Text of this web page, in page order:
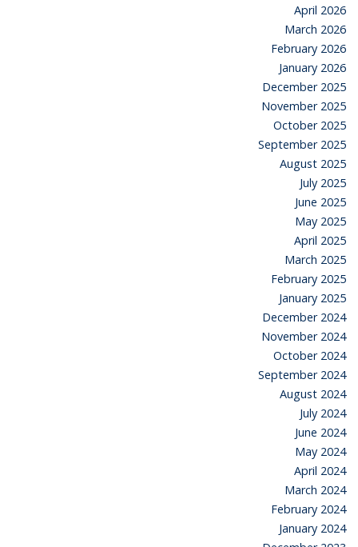
April 2026
March 2026
February 2026
January 2026
December 2025
November 2025
October 2025
September 2025
August 2025
July 2025
June 2025
May 2025
April 2025
March 2025
February 2025
January 2025
December 2024
November 2024
October 2024
September 2024
August 2024
July 2024
June 2024
May 2024
April 2024
March 2024
February 2024
January 2024